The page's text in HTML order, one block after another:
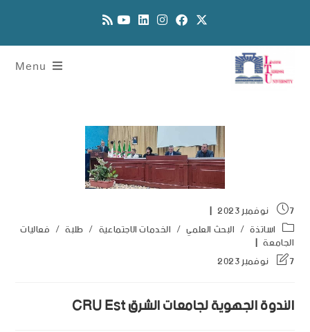
Menu
7 نوفمبر 2023
اساتذة / البحث العلمي / الخدمات الاجتماعية / طلبة / فعاليات
الجامعة
7 نوفمبر 2023
الندوة الجهوية لجامعات الشرق CRU Est